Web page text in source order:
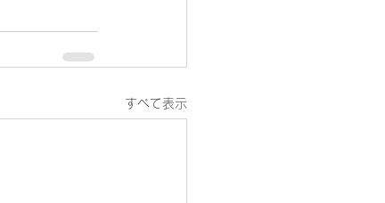
すべて表示